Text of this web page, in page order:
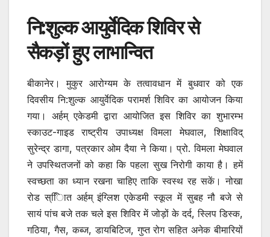
नि:शुल्क आयुर्वेदिक शिविर से
सैकड़ों हुए लाभान्वित
बीकानेर। मुकुर आरोग्यम के तत्वावधान में बुधवार को एक
दिवसीय नि:शुल्क आयुर्वेदिक परामर्श शिविर का आयोजन किया
गया। अर्हम् एकेडमी द्वारा आयोजित इस शिविर का शुभारम्भ
स्काउट-गाइड राष्ट्रीय उपाध्यक्ष विमला मेघवाल, शिक्षाविद्
सुरेन्द्र डागा, पत्रकार ओम दैया ने किया। प्रो. विमला मेघवाल
ने उपस्थितजनों को कहा कि पहला सुख निरोगी काया है। हमें
स्वच्छता का ध्यान रखना चाहिए ताकि स्वस्थ रह सकें। नोखा
रोड स्ििात अर्हम् इंग्लिश एकेडमी स्कूल में सुबह नौ बजे से
सायं पांच बजे तक चले इस शिविर में जोड़ों के दर्द, स्लिप डिस्क,
गठिया, गैस, कब्ज, डायबिटिज, गुप्त रोग सहित अनेक बीमारियों